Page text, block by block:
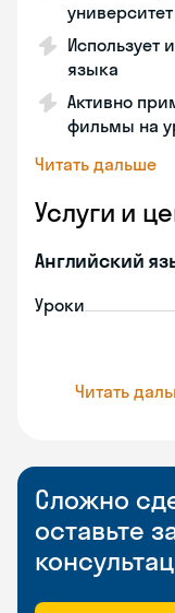
Использует
языка
Активно
фильмы на
Читать дальше
Услуги и
Английский
Уроки
Читать
Сложно
оставьте